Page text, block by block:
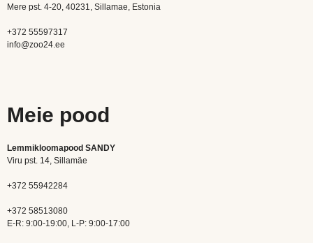
Mere pst. 4-20, 40231, Sillamae, Estonia
+372 55597317
info@zoo24.ee
Meie pood
Lemmikloomapood SANDY
Viru pst. 14, Sillamäe
+372 55942284
+372 58513080
E-R: 9:00-19:00, L-P: 9:00-17:00